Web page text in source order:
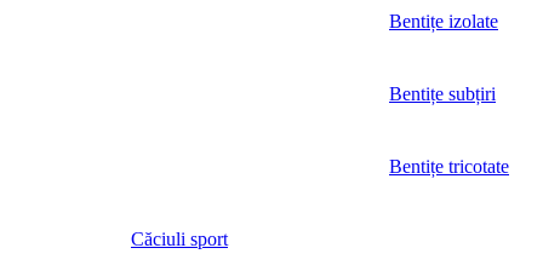
Bentițe izolate
Bentițe subțiri
Bentițe tricotate
Căciuli sport